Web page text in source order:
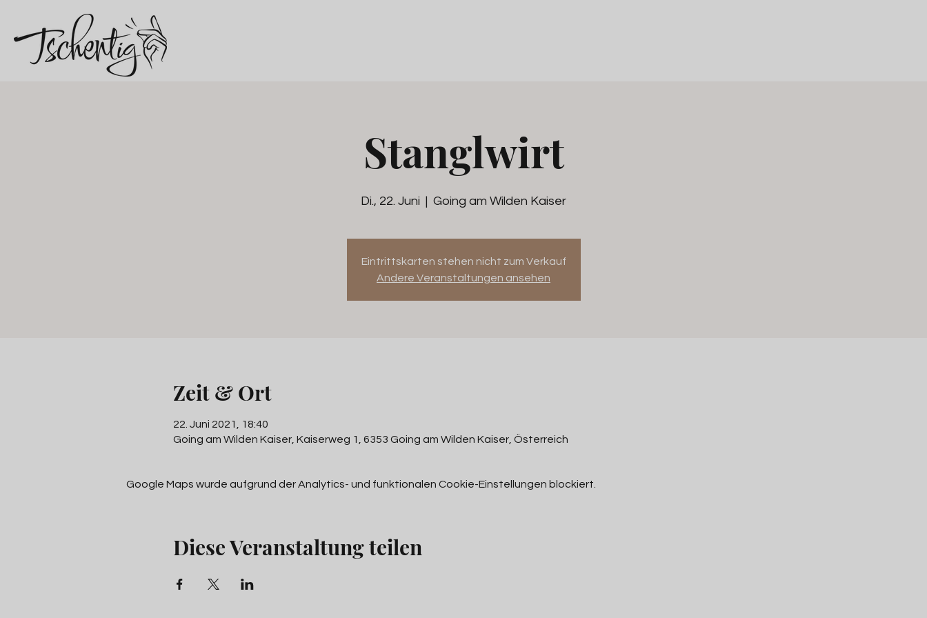
Stanglwirt
Di., 22. Juni
  |
Going am Wilden Kaiser
Eintrittskarten stehen nicht zum Verkauf
Andere Veranstaltungen ansehen
Zeit & Ort
22. Juni 2021, 18:40
Going am Wilden Kaiser, Kaiserweg 1, 6353 Going am Wilden Kaiser, Österreich
Google Maps wurde aufgrund der Analytics- und funktionalen Cookie-Einstellungen blockiert.
Diese Veranstaltung teilen